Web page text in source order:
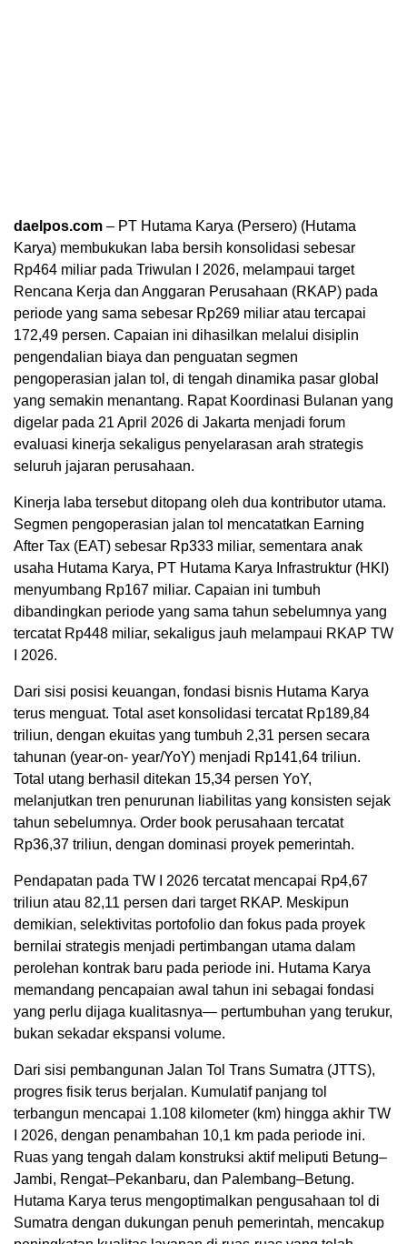
daelpos.com – PT Hutama Karya (Persero) (Hutama
Karya) membukukan laba bersih konsolidasi sebesar
Rp464 miliar pada Triwulan I 2026, melampaui target
Rencana Kerja dan Anggaran Perusahaan (RKAP) pada
periode yang sama sebesar Rp269 miliar atau tercapai
172,49 persen. Capaian ini dihasilkan melalui disiplin
pengendalian biaya dan penguatan segmen
pengoperasian jalan tol, di tengah dinamika pasar global
yang semakin menantang. Rapat Koordinasi Bulanan yang
digelar pada 21 April 2026 di Jakarta menjadi forum
evaluasi kinerja sekaligus penyelarasan arah strategis
seluruh jajaran perusahaan.
Kinerja laba tersebut ditopang oleh dua kontributor utama.
Segmen pengoperasian jalan tol mencatatkan Earning
After Tax (EAT) sebesar Rp333 miliar, sementara anak
usaha Hutama Karya, PT Hutama Karya Infrastruktur (HKI)
menyumbang Rp167 miliar. Capaian ini tumbuh
dibandingkan periode yang sama tahun sebelumnya yang
tercatat Rp448 miliar, sekaligus jauh melampaui RKAP TW
I 2026.
Dari sisi posisi keuangan, fondasi bisnis Hutama Karya
terus menguat. Total aset konsolidasi tercatat Rp189,84
triliun, dengan ekuitas yang tumbuh 2,31 persen secara
tahunan (year-on- year/YoY) menjadi Rp141,64 triliun.
Total utang berhasil ditekan 15,34 persen YoY,
melanjutkan tren penurunan liabilitas yang konsisten sejak
tahun sebelumnya. Order book perusahaan tercatat
Rp36,37 triliun, dengan dominasi proyek pemerintah.
Pendapatan pada TW I 2026 tercatat mencapai Rp4,67
triliun atau 82,11 persen dari target RKAP. Meskipun
demikian, selektivitas portofolio dan fokus pada proyek
bernilai strategis menjadi pertimbangan utama dalam
perolehan kontrak baru pada periode ini. Hutama Karya
memandang pencapaian awal tahun ini sebagai fondasi
yang perlu dijaga kualitasnya— pertumbuhan yang terukur,
bukan sekadar ekspansi volume.
Dari sisi pembangunan Jalan Tol Trans Sumatra (JTTS),
progres fisik terus berjalan. Kumulatif panjang tol
terbangun mencapai 1.108 kilometer (km) hingga akhir TW
I 2026, dengan penambahan 10,1 km pada periode ini.
Ruas yang tengah dalam konstruksi aktif meliputi Betung–
Jambi, Rengat–Pekanbaru, dan Palembang–Betung.
Hutama Karya terus mengoptimalkan pengusahaan tol di
Sumatra dengan dukungan penuh pemerintah, mencakup